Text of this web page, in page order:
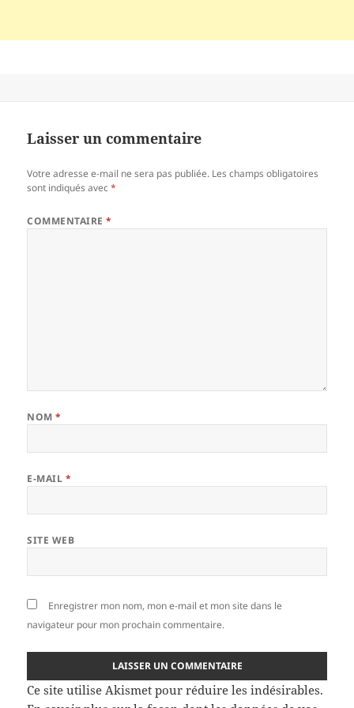
Laisser un commentaire
Votre adresse e-mail ne sera pas publiée. Les champs obligatoires
sont indiqués avec*
COMMENTAIRE*
NOM*
E-MAIL *
SITE WEB
Enregistrer mon nom, mon e-mail et mon site dans le
navigateur pour mon prochain commentaire.
Ce site utilise Akismet pour réduire les indésirables.